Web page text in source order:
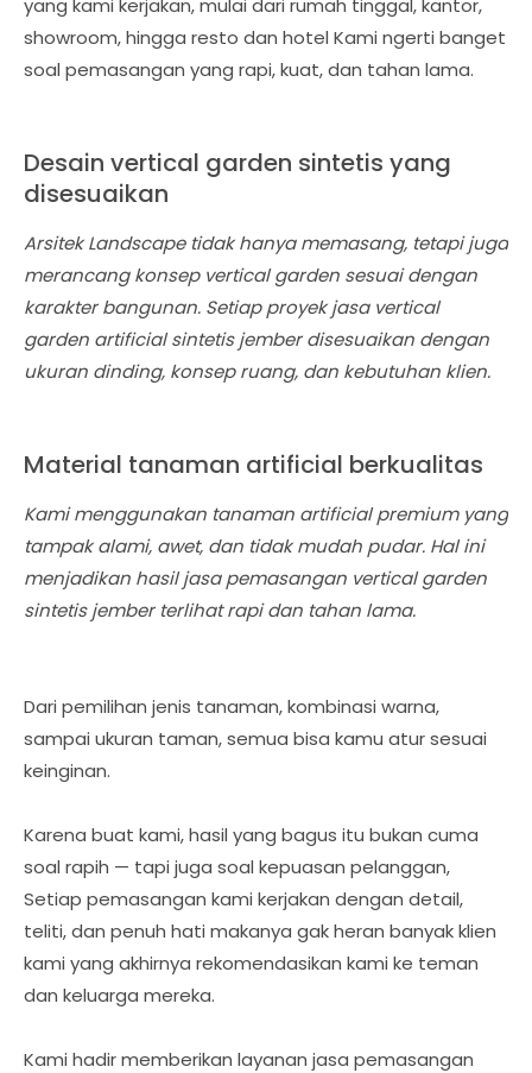
yang kami kerjakan, mulai dari rumah tinggal, kantor,
showroom, hingga resto dan hotel Kami ngerti banget
soal pemasangan yang rapi, kuat, dan tahan lama.
Desain vertical garden sintetis yang
disesuaikan
Arsitek Landscape tidak hanya memasang, tetapi juga
merancang konsep vertical garden sesuai dengan
karakter bangunan. Setiap proyek jasa vertical
garden artificial sintetis jember disesuaikan dengan
ukuran dinding, konsep ruang, dan kebutuhan klien.
Material tanaman artificial berkualitas
Kami menggunakan tanaman artificial premium yang
tampak alami, awet, dan tidak mudah pudar. Hal ini
menjadikan hasil jasa pemasangan vertical garden
sintetis jember terlihat rapi dan tahan lama.
Dari pemilihan jenis tanaman, kombinasi warna,
sampai ukuran taman, semua bisa kamu atur sesuai
keinginan.
Karena buat kami, hasil yang bagus itu bukan cuma
soal rapih — tapi juga soal kepuasan pelanggan,
Setiap pemasangan kami kerjakan dengan detail,
teliti, dan penuh hati makanya gak heran banyak klien
kami yang akhirnya rekomendasikan kami ke teman
dan keluarga mereka.
Kami hadir memberikan layanan jasa pemasangan